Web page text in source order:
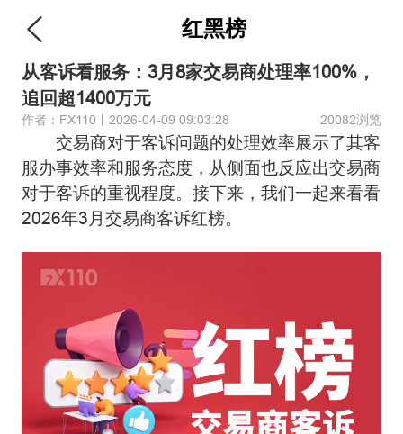
红黑榜
从客诉看服务：3月8家交易商处理率100%，
追回超1400万元
作者：FX110丨2026-04-09 09:03:28 20082浏览
交易商对于客诉问题的处理效率展示了其客
服办事效率和服务态度，从侧面也反应出交易商
对于客诉的重视程度。接下来，我们一起来看看
2026年3月交易商客诉红榜。